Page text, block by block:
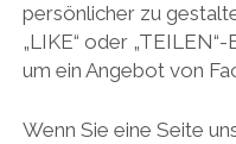
persönlicher zu
„LIKE“ oder
um ein Angebot von
Wenn Sie eine Seite